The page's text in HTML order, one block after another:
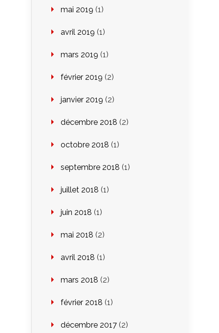
mai 2019 (1)
avril 2019 (1)
mars 2019 (1)
février 2019 (2)
janvier 2019 (2)
décembre 2018 (2)
octobre 2018 (1)
septembre 2018 (1)
juillet 2018 (1)
juin 2018 (1)
mai 2018 (2)
avril 2018 (1)
mars 2018 (2)
février 2018 (1)
décembre 2017 (2)